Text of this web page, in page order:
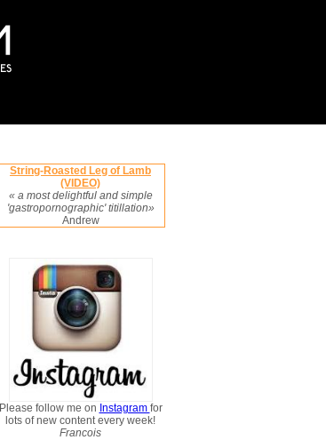
String-Roasted Leg of Lamb
(VIDEO)
« a most delightful and simple
'gastropornographic' titillation»
Andrew
Please follow me on Instagram for
lots of new content every week!
Francois